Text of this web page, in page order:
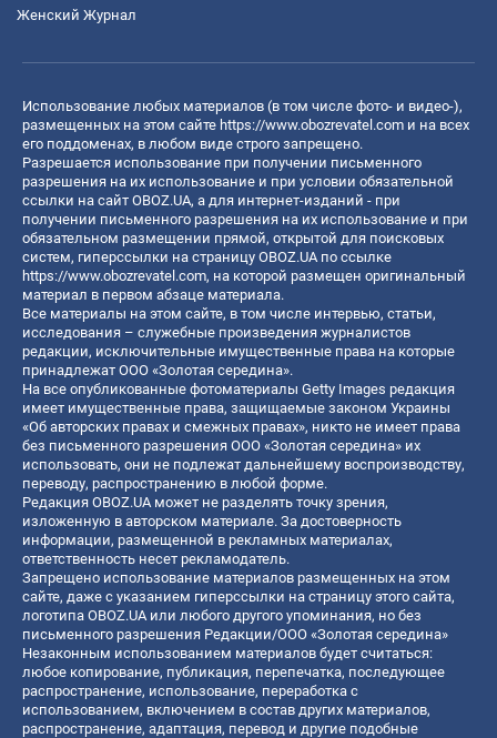
Женский Журнал
Использование любых материалов (в том числе фото- и видео-),
размещенных на этом сайте https://www.obozrevatel.com и на всех
его поддоменах, в любом виде строго запрещено.
Разрешается использование при получении письменного
разрешения на их использование и при условии обязательной
ссылки на сайт OBOZ.UA, а для интернет-изданий - при
получении письменного разрешения на их использование и при
обязательном размещении прямой, открытой для поисковых
систем, гиперссылки на страницу OBOZ.UA по ссылке
https://www.obozrevatel.com, на которой размещен оригинальный
материал в первом абзаце материала.
Все материалы на этом сайте, в том числе интервью, статьи,
исследования – служебные произведения журналистов
редакции, исключительные имущественные права на которые
принадлежат ООО «Золотая середина».
На все опубликованные фотоматериалы Getty Images редакция
имеет имущественные права, защищаемые законом Украины
«Об авторских правах и смежных правах», никто не имеет права
без письменного разрешения ООО «Золотая середина» их
использовать, они не подлежат дальнейшему воспроизводству,
переводу, распространению в любой форме.
Редакция OBOZ.UA может не разделять точку зрения,
изложенную в авторском материале. За достоверность
информации, размещенной в рекламных материалах,
ответственность несет рекламодатель.
Запрещено использование материалов размещенных на этом
сайте, даже с указанием гиперссылки на страницу этого сайта,
логотипа OBOZ.UA или любого другого упоминания, но без
письменного разрешения Редакции/ООО «Золотая середина»
Незаконным использованием материалов будет считаться:
любое копирование, публикация, перепечатка, последующее
распространение, использование, переработка с
использованием, включением в состав других материалов,
распространение, адаптация, перевод и другие подобные